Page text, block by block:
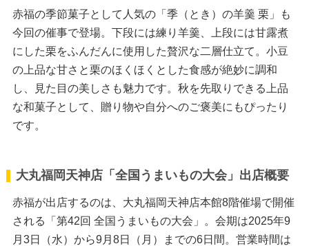
赤福の季節菓子として人気の「季（とき）の羊羹 栗」も
今回の催事で登場。下段には練り羊羹、上段には甘露煮
にした栗をふんだんに使用した贅沢な二層仕立て。小豆
の上品な甘さと栗のほくほくとした食感が絶妙に調和
し、見た目の美しさも魅力です。秋を先取りできる上品
な和菓子として、贈り物や自分へのご褒美にもぴったり
です。
大丸福岡天神店「全国うまいもの大会」出店概要
赤福が出店するのは、大丸福岡天神店本館8階催場で開催
される「第42回 全国うまいもの大会」。会期は2025年9
月3日（水）から9月8日（月）までの6日間。営業時間は